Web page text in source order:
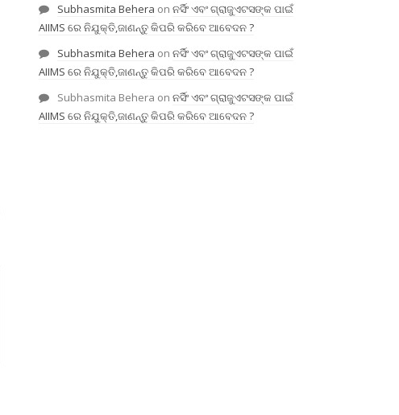
Subhasmita Behera on ନର୍ସିଂ ଏବଂ ଗ୍ରାଜୁଏଟସଙ୍କ ପାଇଁ
AIIMS ରେ ନିଯୁକ୍ତି,ଜାଣନ୍ତୁ କିପରି କରିବେ ଆବେଦନ ?
Subhasmita Behera on ନର୍ସିଂ ଏବଂ ଗ୍ରାଜୁଏଟସଙ୍କ ପାଇଁ
AIIMS ରେ ନିଯୁକ୍ତି,ଜାଣନ୍ତୁ କିପରି କରିବେ ଆବେଦନ ?
Subhasmita Behera on ନର୍ସିଂ ଏବଂ ଗ୍ରାଜୁଏଟସଙ୍କ ପାଇଁ
AIIMS ରେ ନିଯୁକ୍ତି,ଜାଣନ୍ତୁ କିପରି କରିବେ ଆବେଦନ ?